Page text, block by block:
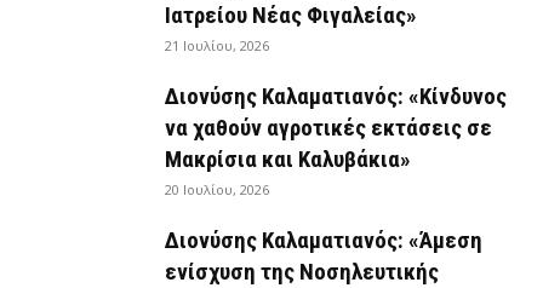
Ιατρείου Νέας Φιγαλείας»
21 Ιουλίου, 2026
Διονύσης Καλαματιανός: «Κίνδυνος
να χαθούν αγροτικές εκτάσεις σε
Μακρίσια και Καλυβάκια»
20 Ιουλίου, 2026
Διονύσης Καλαματιανός: «Άμεση
ενίσχυση της Νοσηλευτικής